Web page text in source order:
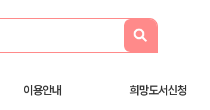
이용안내 희망도서신청